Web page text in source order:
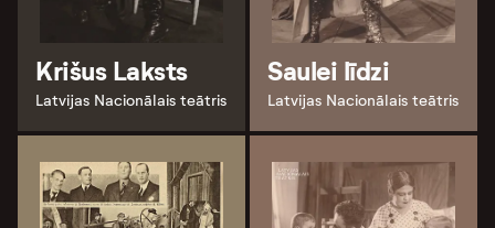
Krišus Laksts
Latvijas Nacionālais teātris
Saulei līdzi
Latvijas Nacionālais teātris